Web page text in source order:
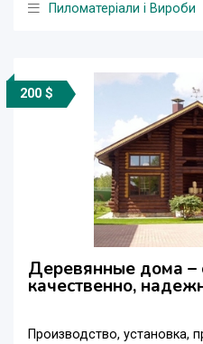
Пиломатеріали і Вироби
200 $
Деревянные дома –
качественно,
Производство, установка,